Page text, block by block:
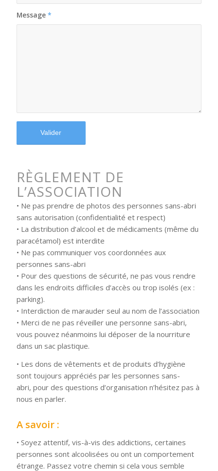
Message *
RÈGLEMENT DE
L’ASSOCIATION
• Ne pas prendre de photos des personnes sans-abri
sans autorisation (confidentialité et respect)
• La distribution d’alcool et de médicaments (même du
paracétamol) est interdite
• Ne pas communiquer vos coordonnées aux
personnes sans-abri
• Pour des questions de sécurité, ne pas vous rendre
dans les endroits difficiles d’accès ou trop isolés (ex :
parking).
• Interdiction de marauder seul au nom de l’association
• Merci de ne pas réveiller une personne sans-abri,
vous pouvez néanmoins lui déposer de la nourriture
dans un sac plastique.
• Les dons de vêtements et de produits d’hygiène
sont toujours appréciés par les personnes sans-
abri, pour des questions d’organisation n’hésitez pas à
nous en parler.
A savoir :
• Soyez attentif, vis-à-vis des addictions, certaines
personnes sont alcoolisées ou ont un comportement
étrange. Passez votre chemin si cela vous semble